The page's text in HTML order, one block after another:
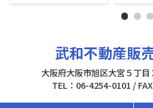
武和不動産販
大阪府大阪市旭区大宮５丁
TEL：06-4254-0101 /